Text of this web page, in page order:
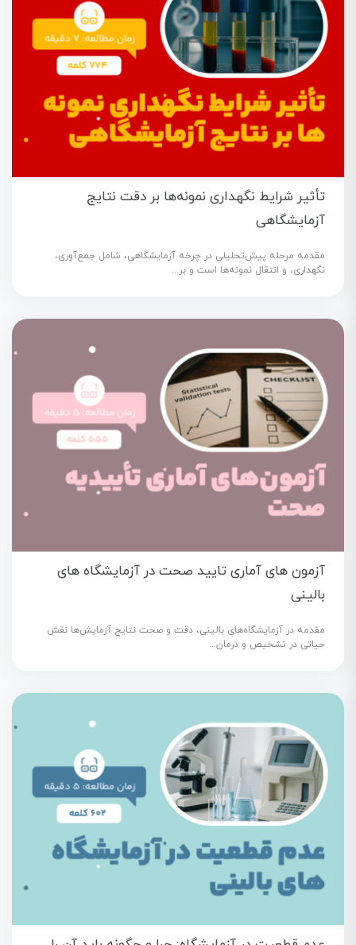
تأثیر شرایط نگهداری نمونه‌ها بر دقت نتایج
آزمایشگاهی
مقدمه مرحله پیش‌تحلیلی در چرخه آزمایشگاهی، شامل جمع‌آوری،
نگهداری، و انتقال نمونه‌ها است و بر...
آزمون های آماری تایید صحت در آزمایشگاه های
بالینی
مقدمه در آزمایشگاه‌های بالینی، دقت و صحت نتایج آزمایش‌ها نقش
حیاتی در تشخیص و درمان...